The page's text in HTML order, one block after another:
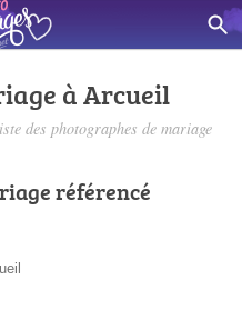
à Arcueil
des photographes de mariage
référencé